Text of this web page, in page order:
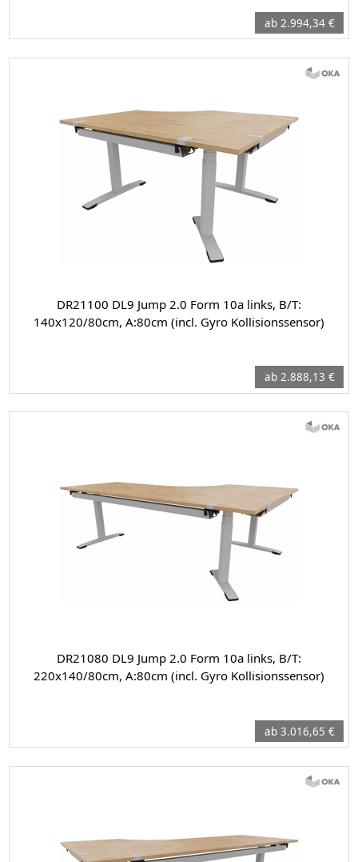
ab 2.994,34 €
DR21100 DL9 Jump 2.0 Form 10a links, B/T:
140x120/80cm, A:80cm (incl. Gyro Kollisionssensor)
ab 2.888,13 €
DR21080 DL9 Jump 2.0 Form 10a links, B/T:
220x140/80cm, A:80cm (incl. Gyro Kollisionssensor)
ab 3.016,65 €